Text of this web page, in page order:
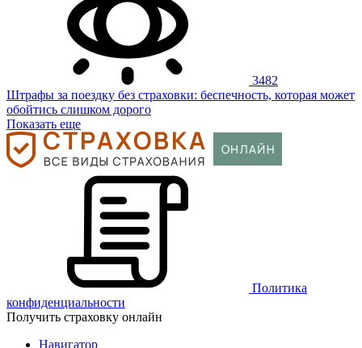
3482
Штрафы за поездку без страховки: беспечность, которая может
обойтись слишком дорого
Показать еще
Политика
конфиденциальности
Получить страховку онлайн
Навигатор